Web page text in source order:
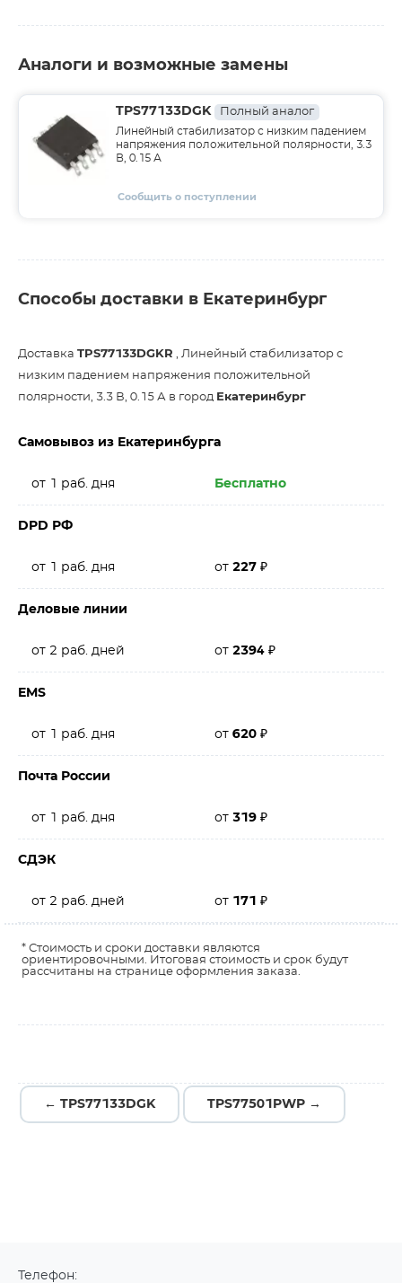
Аналоги и возможные замены
TPS77133DGK Полный аналог
Линейный стабилизатор с низким падением
напряжения положительной полярности, 3.3
В, 0.15 А
Сообщить о поступлении
Способы доставки в Екатеринбург
Доставка TPS77133DGKR , Линейный стабилизатор с
низким падением напряжения положительной
полярности, 3.3 В, 0.15 А в город Екатеринбург
Самовывоз из Екатеринбурга
от 1 раб. дня Бесплатно
DPD РФ
от 1 раб. дня от 227 ₽
Деловые линии
от 2 раб. дней от 2394 ₽
EMS
от 1 раб. дня от 620 ₽
Почта России
от 1 раб. дня от 319 ₽
СДЭК
от 2 раб. дней от 171 ₽
* Стоимость и сроки доставки являются
ориентировочными. Итоговая стоимость и срок будут
рассчитаны на странице оформления заказа.
← TPS77133DGK TPS77501PWP →
Телефон: